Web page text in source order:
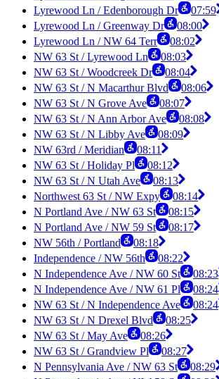
Lyrewood Ln / Edenborough Dr
07:59
Lyrewood Ln / Greenway Dr
08:00
Lyrewood Ln / NW 64 Terr
08:02
NW 63 St / Lyrewood Ln
08:03
NW 63 St / Woodcreek Dr
08:04
NW 63 St / N Macarthur Blvd
08:06
NW 63 St / N Grove Ave
08:07
NW 63 St / N Ann Arbor Ave
08:08
NW 63 St / N Libby Ave
08:09
NW 63rd / Meridian
08:11
NW 63 St / Holiday Pl
08:12
NW 63 St / N Utah Ave
08:13
Northwest 63 St / NW Expy
08:14
N Portland Ave / NW 63 St
08:15
N Portland Ave / NW 59 St
08:17
NW 56th / Portland
08:18
Independence / NW 56th
08:22
N Independence Ave / NW 60 St
08:23
N Independence Ave / NW 61 Pl
08:24
NW 63 St / N Independence Ave
08:24
NW 63 St / N Drexel Blvd
08:25
NW 63 St / May Ave
08:26
NW 63 St / Grandview Pl
08:27
N Pennsylvania Ave / NW 63 St
08:29